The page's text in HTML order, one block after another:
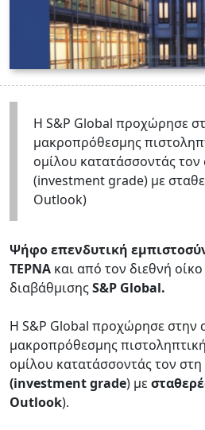
Η S&P Global προχώρησε
μακροπρόθεσμης
ομίλου κατατάσσοντάς τον
(investment grade) με
Outlook)
Ψήφο επενδυτική
ΤΕΡΝΑ και από τον διεθνή
διαβάθμισηςS&P Global.
Η S&P Global προχώρησε στην
μακροπρόθεσμης
ομίλου κατατάσσοντάς τον
(investment grade) με
Outlook).